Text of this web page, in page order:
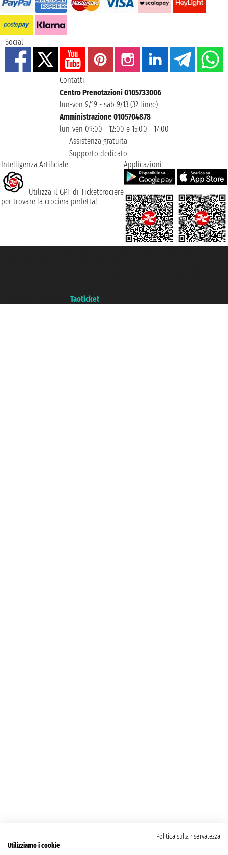
Social
Contatti
Centro Prenotazioni 0105733006
lun-ven 9/19 - sab 9/13 (32 linee)
Amministrazione 0105704878
lun-ven 09:00 - 12:00 e 15:00 - 17:00
Assistenza gratuita
Supporto dedicato
Intelligenza Artificiale
Utilizza il GPT di Ticketcrociere
per trovare la crociera perfetta!
Applicazioni
Taoticket
Politica sulla riservatezza
Utilizziamo i cookie